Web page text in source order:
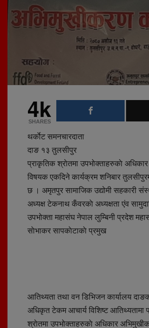
4k
SHARES
थर्काेट समनचारदाता
दाङ १३ तुलसीपुर
प्राकृतिक श्राेतमा उपभोक्ताहरुकाे
विषयक एकदिने कार्यक्रम शनिबार
छ । अमृतपुर सामाजिक उद्योमी सहकारी
अध्यक्ष टेकनाथ कँवरकाे अध्यक्षता एंव
उपभोक्ता महासंघ नेपाल लुम्बिनी प्रदेश
साेभाकर सापकाेटाकाे प्रमुख
आतिथ्यता तथा वन डिभिजन कार्यालय
अधिकृत टेकम आचार्य विशिष्ट आतिथ्यतामा
श्राेतमा उपभोक्ताहरुकाे अधिकार